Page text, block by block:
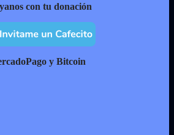
con tu donación
y Bitcoin